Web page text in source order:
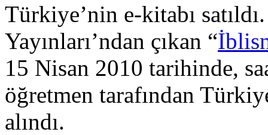
Türkiye’nin e-kitabı
Yayınları’ndan çıkan “
15 Nisan 2010 tarihinde,
öğretmen tarafından
alındı.